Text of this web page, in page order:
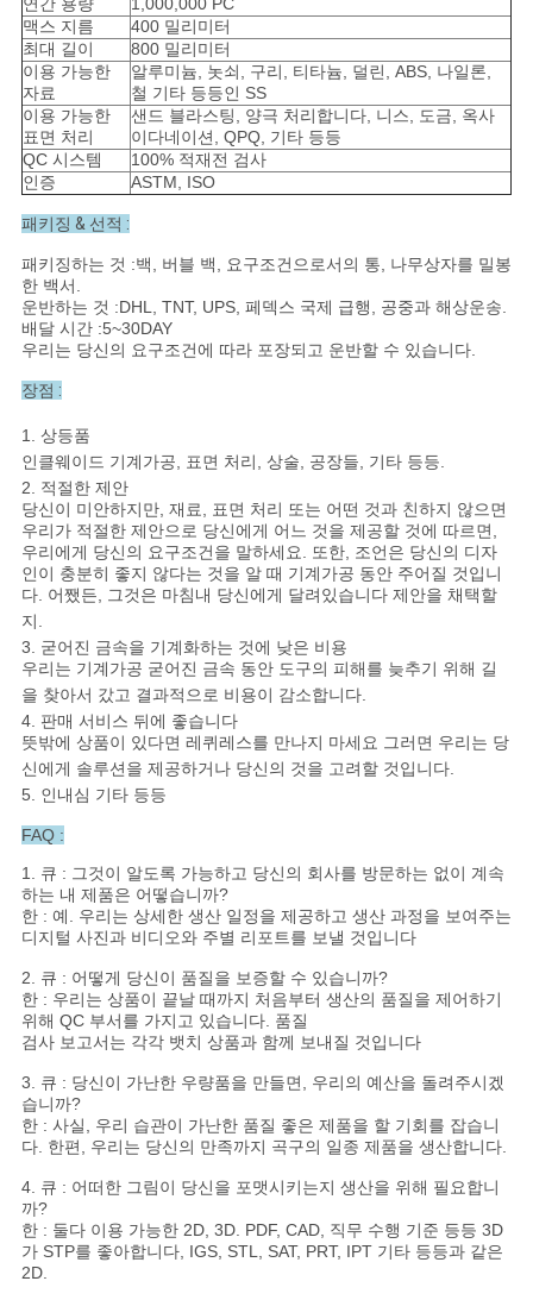
연간 용량
1,000,000 PC
맥스 지름
400 밀리미터
최대 길이
800 밀리미터
이용 가능한
자료
알루미늄, 놋쇠, 구리, 티타늄, 덜린, ABS, 나일론,
철 기타 등등인 SS
이용 가능한
표면 처리
샌드 블라스팅, 양극 처리합니다, 니스, 도금, 옥사
이다네이션, QPQ, 기타 등등
QC 시스템
100% 적재전 검사
인증
ASTM, ISO
패키징 & 선적 :
패키징하는 것 :백, 버블 백, 요구조건으로서의 통, 나무상자를 밀봉
한 백서.
운반하는 것 :DHL, TNT, UPS, 페덱스 국제 급행, 공중과 해상운송.
배달 시간 :5~30DAY
우리는 당신의 요구조건에 따라 포장되고 운반할 수 있습니다.
장점 :
1. 상등품
인클웨이드 기계가공, 표면 처리, 상술, 공장들, 기타 등등.
2. 적절한 제안
당신이 미안하지만, 재료, 표면 처리 또는 어떤 것과 친하지 않으면
우리가 적절한 제안으로 당신에게 어느 것을 제공할 것에 따르면,
우리에게 당신의 요구조건을 말하세요. 또한, 조언은 당신의 디자
인이 충분히 좋지 않다는 것을 알 때 기계가공 동안 주어질 것입니
다. 어쨌든, 그것은 마침내 당신에게 달려있습니다 제안을 채택할
지.
3. 굳어진 금속을 기계화하는 것에 낮은 비용
우리는 기계가공 굳어진 금속 동안 도구의 피해를 늦추기 위해 길
을 찾아서 갔고 결과적으로 비용이 감소합니다.
4. 판매 서비스 뒤에 좋습니다
뜻밖에 상품이 있다면 레퀴레스를 만나지 마세요 그러면 우리는 당
신에게 솔루션을 제공하거나 당신의 것을 고려할 것입니다.
5. 인내심 기타 등등
FAQ :
1. 큐 : 그것이 알도록 가능하고 당신의 회사를 방문하는 없이 계속
하는 내 제품은 어떻습니까?
한 : 예. 우리는 상세한 생산 일정을 제공하고 생산 과정을 보여주는
디지털 사진과 비디오와 주별 리포트를 보낼 것입니다
2. 큐 : 어떻게 당신이 품질을 보증할 수 있습니까?
한 : 우리는 상품이 끝날 때까지 처음부터 생산의 품질을 제어하기
위해 QC 부서를 가지고 있습니다. 품질
검사 보고서는 각각 뱃치 상품과 함께 보내질 것입니다
3. 큐 : 당신이 가난한 우량품을 만들면, 우리의 예산을 돌려주시겠
습니까?
한 : 사실, 우리 습관이 가난한 품질 좋은 제품을 할 기회를 잡습니
다. 한편, 우리는 당신의 만족까지 곡구의 일종 제품을 생산합니다.
4. 큐 : 어떠한 그림이 당신을 포맷시키는지 생산을 위해 필요합니
까?
한 : 둘다 이용 가능한 2D, 3D. PDF, CAD, 직무 수행 기준 등등 3D
가 STP를 좋아합니다, IGS, STL, SAT, PRT, IPT 기타 등등과 같은
2D.